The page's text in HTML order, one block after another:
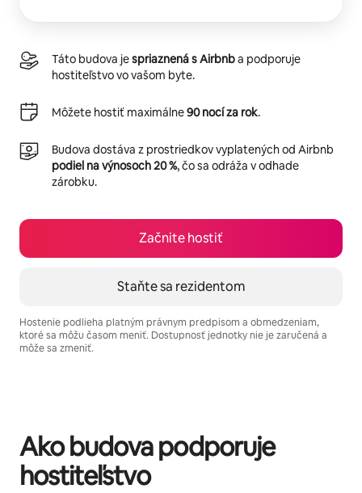
Táto budova jespriaznená s Airbnba podporuje
hostiteľstvo vo vašom byte.
Môžete hostiť maximálne90 nocí za rok.
Budova dostáva z prostriedkov vyplatených od Airbnb
podiel na výnosoch 20 %, čo sa odráža v odhade
zárobku.
Začnite hostiť
Staňte sa rezidentom
Hostenie podlieha platným právnym predpisom a obmedzeniam,
ktoré sa môžu časom meniť. Dostupnosť jednotky nie je zaručená a
môže sa zmeniť.
Ako budova podporuje
hostiteľstvo